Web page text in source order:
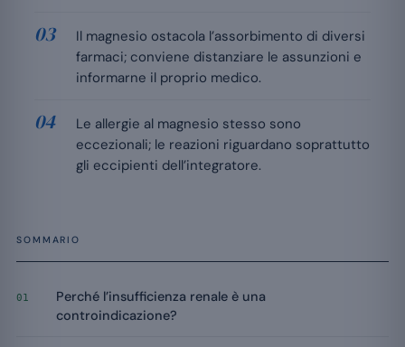
Il magnesio ostacola l’assorbimento di diversi
farmaci; conviene distanziare le assunzioni e
informarne il proprio medico.
Le allergie al magnesio stesso sono
eccezionali; le reazioni riguardano soprattutto
gli eccipienti dell’integratore.
SOMMARIO
01
Perché l’insufficienza renale è una
controindicazione?